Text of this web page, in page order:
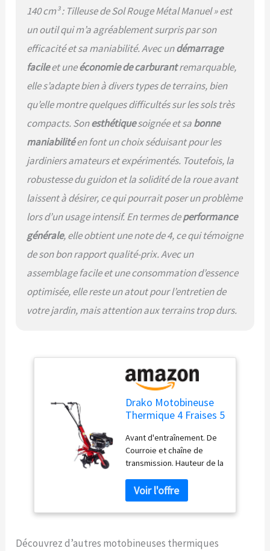
140 cm³ : Tilleuse de Sol Rouge Métal Manuel » est
un outil qui m’a agréablement surpris par son
efficacité et sa maniabilité. Avec undémarrage
facileet uneéconomie de carburantremarquable,
elle s’adapte bien à divers types de terrains, bien
qu’elle montre quelques difficultés sur les sols très
compacts. Sonesthétiquesoignée et sabonne
maniabilitéen font un choix séduisant pour les
jardiniers amateurs et expérimentés. Toutefois, la
robustesse du guidon et la solidité de la roue avant
laissent à désirer, ce qui pourrait poser un problème
lors d’un usage intensif. En termes deperformance
générale, elle obtient une note de 4, ce qui témoigne
de son bon rapport qualité-prix. Avec un
assemblage facile et une consommation d’essence
optimisée, elle reste un atout pour l’entretien de
votre jardin, mais attention aux terrains trop durs.
Drako Motobineuse
Thermique 4 Fraises 5
de Sol Rouge Métal
Manuel
Avant d'entraînement. De
Courroie et chaîne de
transmission. Hauteur de la
Défonceuse. Poids : 28 kg.
Découvrez d’autres motobineuses thermiques